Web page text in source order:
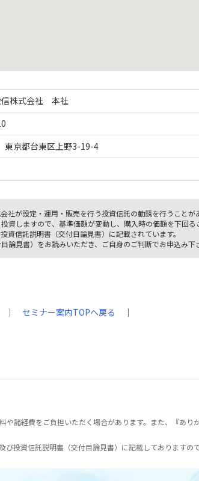
信株式会社 本社
京都台東区上野3-19-4
が設定・運用・販売を行う投資信託の勧誘を行うことが
しますので、基準価額が変動し、購入時の価額を下回る
信託説明書（交付目論見書）に記載されています。
見書）をお読みいただき、ご自身のご判断でお申込み下
｜ セミナー案内TOPへ戻る ｜
諸経費をご負担いただく場合があります。また、『あり
び投資信託説明書（交付目論見書）に記載しておりますの